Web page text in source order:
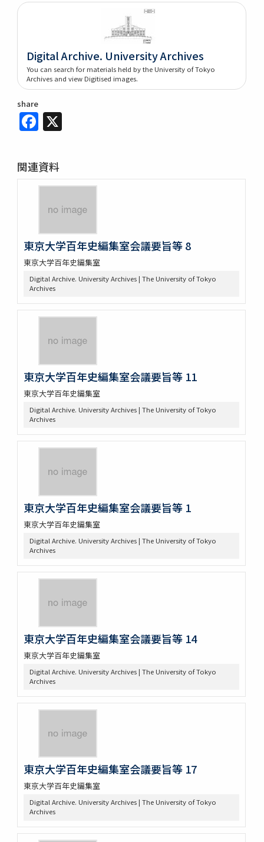
Digital Archive. University Archives
You can search for materials held by the University of Tokyo
Archives and view Digitised images.
share
Facebook
関連資料
東京大学百年史編集室会議要旨等 8
東京大学百年史編集室
Digital Archive. University Archives | The University of Tokyo
Archives
東京大学百年史編集室会議要旨等 11
東京大学百年史編集室
Digital Archive. University Archives | The University of Tokyo
Archives
東京大学百年史編集室会議要旨等 1
東京大学百年史編集室
Digital Archive. University Archives | The University of Tokyo
Archives
東京大学百年史編集室会議要旨等 14
東京大学百年史編集室
Digital Archive. University Archives | The University of Tokyo
Archives
東京大学百年史編集室会議要旨等 17
東京大学百年史編集室
Digital Archive. University Archives | The University of Tokyo
Archives